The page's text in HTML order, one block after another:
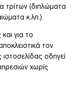
τρίτων (διπλώματα
κ.λπ.).
για το
τον
οδηγεί
χωρίς